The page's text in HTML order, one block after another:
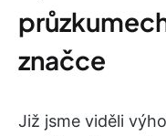
značce
Již jsme viděli